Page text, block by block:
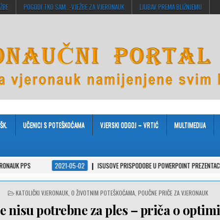
POGODI TKO SAM…-VJEŽBE ZA VJERONAUK LJUBAV PREMA BLIŽNJEMU
UČENICI S POTEŠKOĆAMA VJERSKI ODGOJ – VRTIĆ MULTIMEDIJA
2021-05-02 ISUSOVE PRISPODOBE U POWERPOINT PREZENTACIJAMA
POSTED
KATOLIČKI VJERONAUK ,O ŽIVOTNIM POTEŠKOĆAMA ,POUČNE PRIČE ZA VJERONAUK
nisu potrebne za ples – priča o